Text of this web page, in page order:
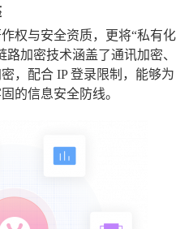
权与安全资质，更将“私有化
加密技术涵盖了通讯加密、
，配合 IP 登录限制，能够为
的信息安全防线。